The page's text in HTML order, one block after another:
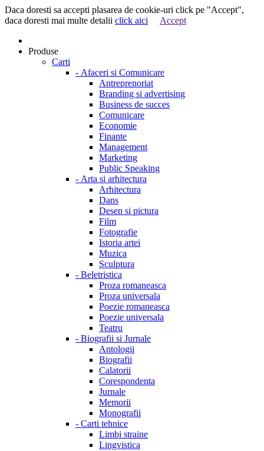
Daca doresti sa accepti plasarea de cookie-uri click pe "Accept",
daca doresti mai multe detalii click aici Accept
Produse
Carti
- Afaceri si Comunicare
Antreprenoriat
Branding si advertising
Business de succes
Comunicare
Economie
Finante
Management
Marketing
Public Speaking
- Arta si arhitectura
Arhitectura
Dans
Desen si pictura
Film
Fotografie
Istoria artei
Muzica
Sculptura
- Beletristica
Proza romaneasca
Proza universala
Poezie romaneasca
Poezie universala
Teatru
- Biografii si Jurnale
Antologii
Biografii
Calatorii
Corespondenta
Jurnale
Memorii
Monografii
- Carti tehnice
Limbi straine
Lingvistica